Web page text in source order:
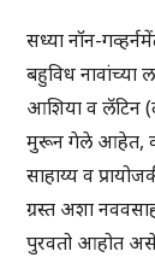
सध्या नॉन-
बहुविध
आशिया व लॅटिन
मुरून गेले आहेत,
साहाय्य व
ग्रस्त अशा
पुरवतो आहोत